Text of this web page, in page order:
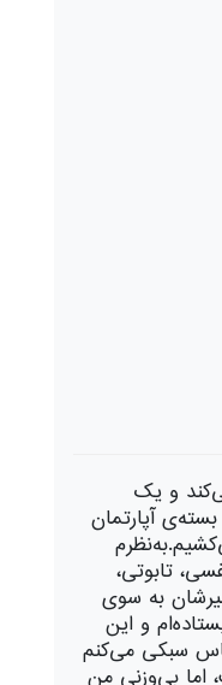
و یک
آپارتمان
تابوتی،
به سوی
و این
سبکی می‌کنم
اما بی‌وزنی من